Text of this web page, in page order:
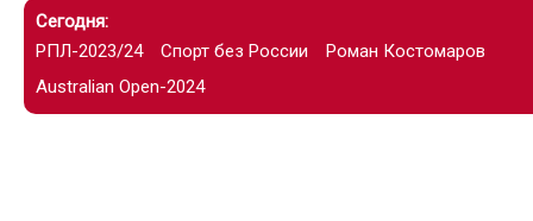
Сегодня:
РПЛ-2023/24
Спорт без России
Роман Костомаров
Australian Open-2024